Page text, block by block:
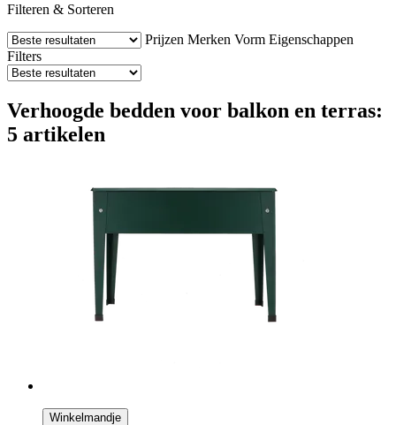
Filteren & Sorteren
Prijzen Merken Vorm Eigenschappen
Filters
Verhoogde bedden voor balkon en terras:
5 artikelen
Winkelmandje